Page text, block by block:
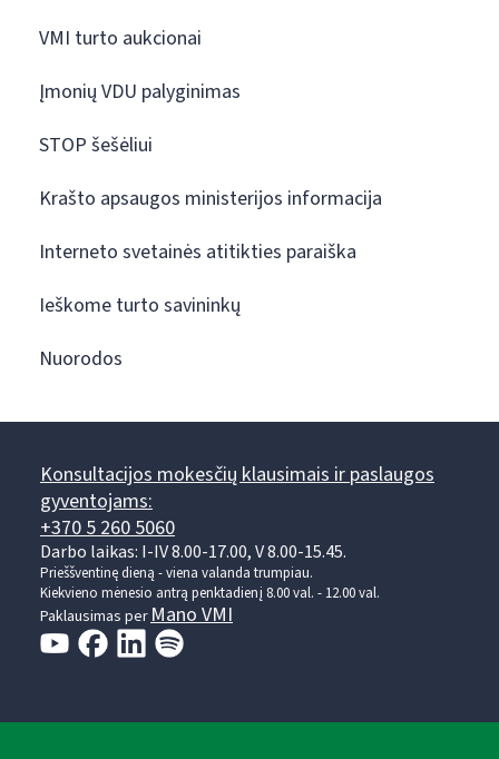
VMI turto aukcionai
Įmonių VDU palyginimas
STOP šešėliui
Krašto apsaugos ministerijos informacija
Interneto svetainės atitikties paraiška
Ieškome turto savininkų
Nuorodos
Konsultacijos mokesčių klausimais ir paslaugos
gyventojams:
+370 5 260 5060
Darbo laikas: I-IV 8.00-17.00, V 8.00-15.45.
Prieššventinę dieną - viena valanda trumpiau.
Kiekvieno mėnesio antrą penktadienį 8.00 val. - 12.00 val.
Paklausimas perMano VMI